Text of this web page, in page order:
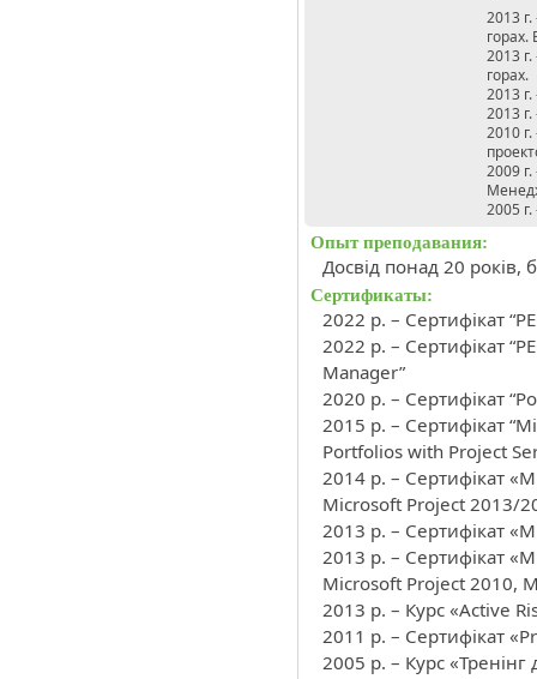
2013
2013
горах.
2013
2013
2010
2009
2005
Опыт преподавания:
Досвід понад 20 років,
Сертификаты:
2022 р. – Сертифікат
2022 р. – Сертифікат
Manager”
2020 р. – Сертифікат
2015 р. – Сертифікат
Portfolios with Project
2014 р. – Сертифікат
Microsoft Project 2013/
2013 р. – Сертифікат
2013 р. – Сертифікат
Microsoft Project 2010,
2013 р. – Курс «Active
2011 р. – Сертифікат
2005 р. – Курс «Тренінг